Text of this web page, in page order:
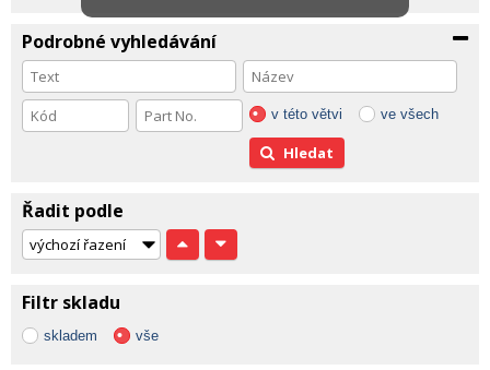
Podrobné vyhledávání
v této větvi ve všech
Hledat
Řadit podle
Filtr skladu
skladem vše